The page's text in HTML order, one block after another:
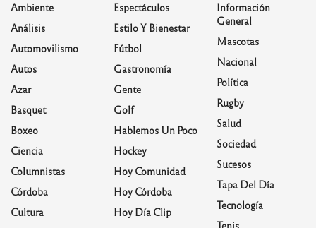
Ambiente
Análisis
Automovilismo
Autos
Azar
Basquet
Boxeo
Ciencia
Columnistas
Córdoba
Cultura
Espectáculos
Estilo Y Bienestar
Fútbol
Gastronomía
Gente
Golf
Hablemos Un Poco
Hockey
Hoy Comunidad
Hoy Córdoba
Hoy Día Clip
Información
General
Mascotas
Nacional
Política
Rugby
Salud
Sociedad
Sucesos
Tapa Del Día
Tecnología